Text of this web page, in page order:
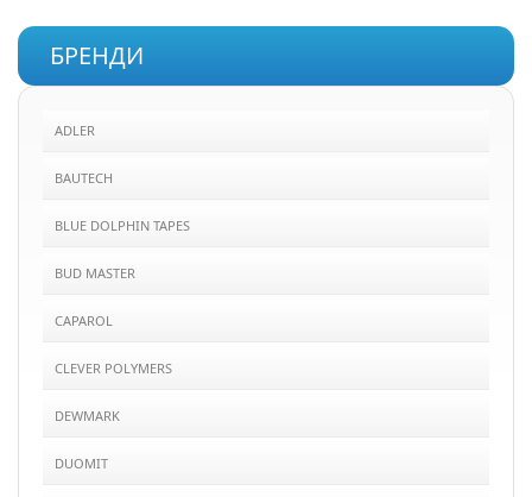
БРЕНДИ
ADLER
BAUTECH
BLUE DOLPHIN TAPES
BUD MASTER
CAPAROL
CLEVER POLYMERS
DEWMARK
DUOMIT